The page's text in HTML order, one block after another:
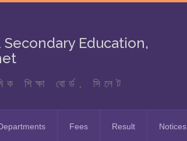
Education,
শিক্ষা বোর্ড, সিলেট
Fees Result Notices